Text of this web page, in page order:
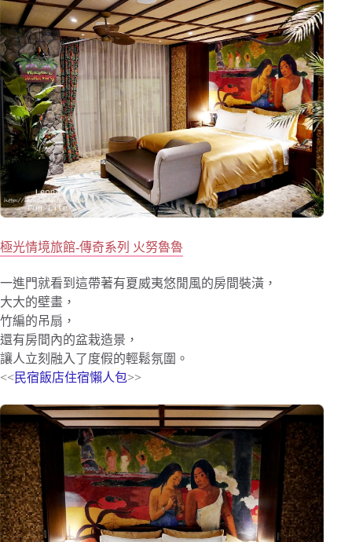
極光情境旅館-傳奇系列 火努魯魯
一進門就看到這帶著有夏威夷悠閒風的房間裝潢，
大大的壁畫，
竹編的吊扇，
還有房間內的盆栽造景，
讓人立刻融入了度假的輕鬆氛圍。
<<民宿飯店住宿懶人包>>